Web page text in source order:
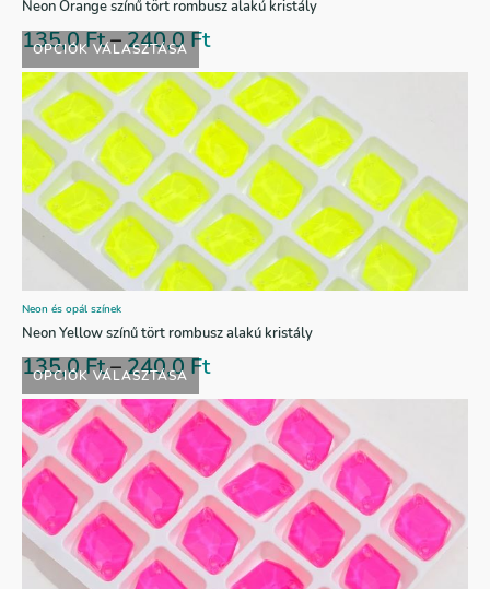
OPCIÓK VÁLASZTÁSA
Neon Orange színű tört rombusz alakú kristály
135,0Ft–240,0Ft
OPCIÓK VÁLASZTÁSA
Neon és opál színek
Neon Yellow színű tört rombusz alakú kristály
135,0Ft–240,0Ft